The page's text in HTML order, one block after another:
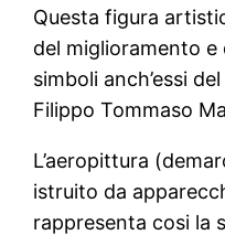
Questa figura
del miglioramento e
simboli anch’essi
Filippo Tommaso
L’aeropittura
istruito da
rappresenta cosi la